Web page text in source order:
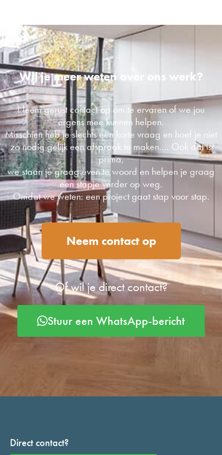
Wil je meer weten over ons werk?
Neem gerust contact op om te ervaren of we jou
ergens mee kunnen helpen.
Misschien heb je slechts een korte vraag en hoef je niet
zo nodig gelijk een afspraak te maken…. Ook dat is
prima,
we staan je graag even te woord en helpen je graag
een stapje verder op weg.
Omdat we weten: een project gaat stap voor stap.
Neem contact op
Of wil je direct contact?
Stuur een WhatsApp-bericht
Direct contact?